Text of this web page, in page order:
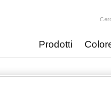
Prodotti